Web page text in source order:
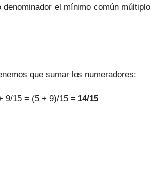
denominador el mínimo común múltiplo
que sumar los numeradores:
9/15 = (5 + 9)/15 = 14/15